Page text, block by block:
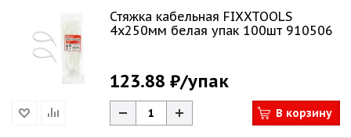
Стяжка кабельная FIXXTOOLS
4х250мм белая упак 100шт 910506
123.88 ₽/упак
В корзину